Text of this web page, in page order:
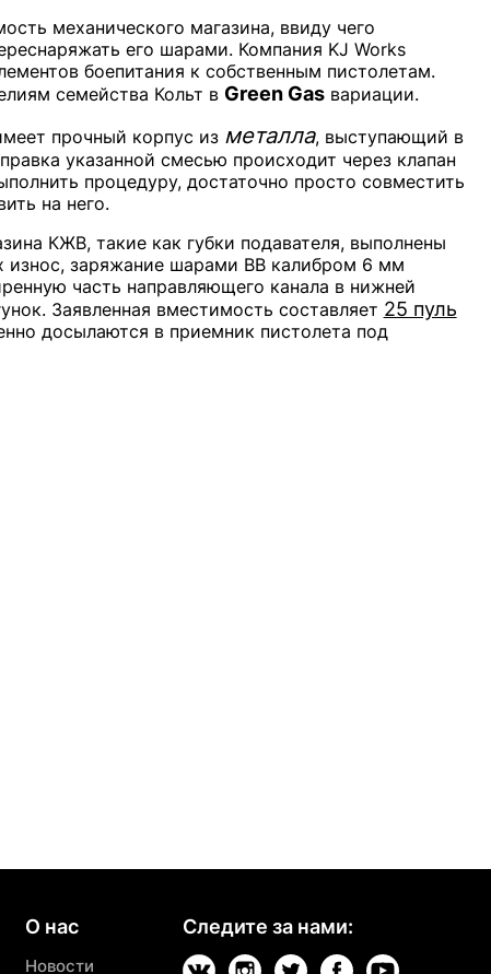
механического магазина, ввиду чего
его шарами. Компания KJ Works
боепитания к собственным пистолетам.
семейства Кольт в Green Gasвариации.
прочный корпус из металла, выступающий в
указанной смесью происходит через клапан
процедуру, достаточно просто совместить
на него.
КЖВ, такие как губки подавателя, выполнены
износ, заряжание шарами BB калибром 6 мм
часть направляющего канала в нижней
Заявленная вместимость составляет 25 пуль
досылаются в приемник пистолета под
О нас
Новости
Следите за нами: